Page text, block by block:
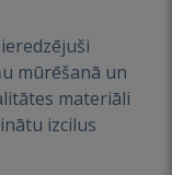
mūrēšanā un
materiāli
izcilus